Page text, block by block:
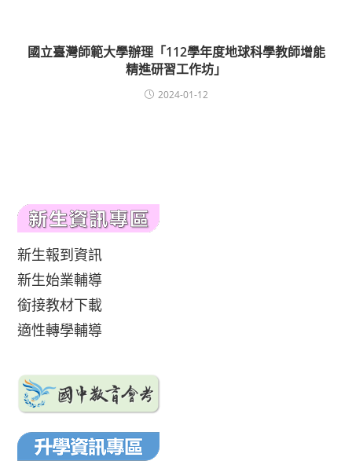
國立臺灣師範大學辦理「112學年度地球科學教師增能
精進研習工作坊」
2024-01-12
新生報到資訊
新生始業輔導
銜接教材下載
適性轉學輔導